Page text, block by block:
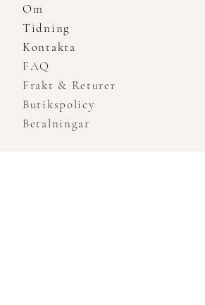
Om
Tidning
Kontakta
FAQ
Frakt & Returer
Butikspolicy
Betalningar